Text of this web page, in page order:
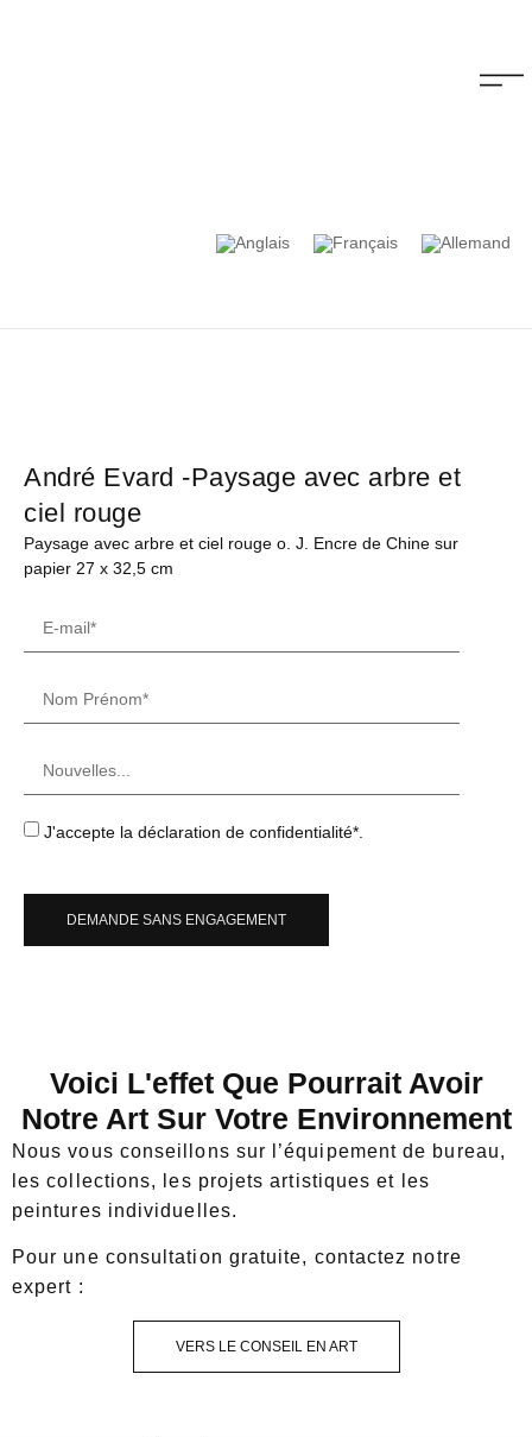
André Evard -Paysage avec arbre et
ciel rouge
Paysage avec arbre et ciel rouge o. J. Encre de Chine sur
papier 27 x 32,5 cm
J'accepte la déclaration de confidentialité*.
DEMANDE SANS ENGAGEMENT
Voici L'effet Que Pourrait Avoir
Notre Art Sur Votre Environnement
Nous vous conseillons sur l’équipement de bureau,
les collections, les projets artistiques et les
peintures individuelles.
Pour une consultation gratuite, contactez notre
expert :
VERS LE CONSEIL EN ART